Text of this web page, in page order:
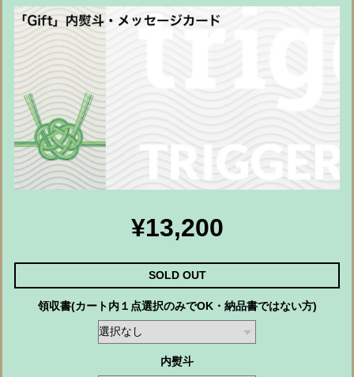
¥13,200
SOLD OUT
領収書(カート内１点選択のみでOK・納品書ではない方)
内熨斗